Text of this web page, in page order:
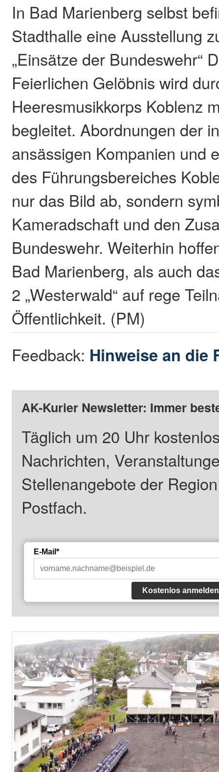
In Bad Marienberg selbst
Stadthalle eine Ausstellung
„Einsätze der Bundeswehr“
Feierlichen Gelöbnis wird
Heeresmusikkorps Koblenz
begleitet. Abordnungen der
ansässigen Kompanien und
des Führungsbereiches
nur das Bild ab, sondern
Kameradschaft und den
Bundeswehr. Weiterhin
Bad Marienberg, als auch
2 „Westerwald“ auf rege
Öffentlichkeit. (PM)
Feedback: Hinweise an die
AK-Kurier Newsletter: Immer
Täglich um 20 Uhr
Nachrichten,
Stellenangebote der
Postfach.
E-Mail*
Kostenlos anmelden